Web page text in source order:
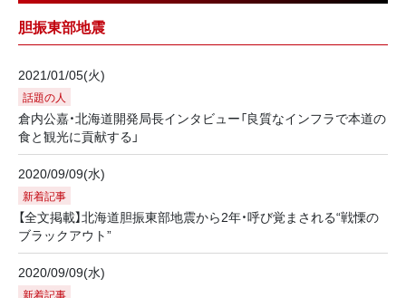
胆振東部地震
2021/01/05(火)
話題の人
倉内公嘉・北海道開発局長インタビュー「良質なインフラで本道の
食と観光に貢献する」
2020/09/09(水)
新着記事
【全文掲載】北海道胆振東部地震から2年・呼び覚まされる“戦慄の
ブラックアウト”
2020/09/09(水)